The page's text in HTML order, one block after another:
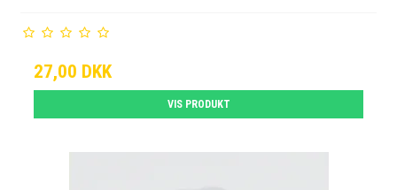
27,00 DKK
VIS PRODUKT